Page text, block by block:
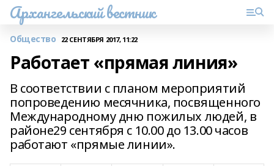
Архангельский вестник
Общество 22 СЕНТЯБРЯ 2017, 11:22
Работает «прямая линия»
В соответствии с планом мероприятий
попроведению месячника, посвященного
Международному дню пожилых людей, в
районе29 сентября с 10.00 до 13.00 часов
работают «прямые линии».